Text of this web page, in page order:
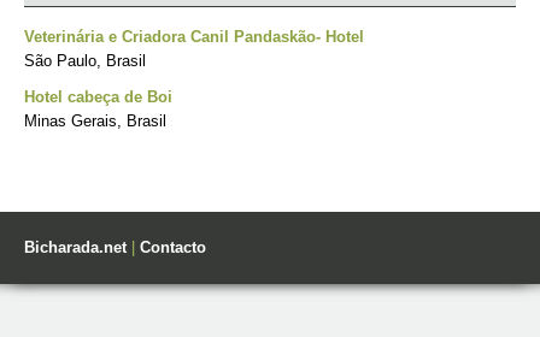
Veterinária e Criadora Canil Pandaskão- Hotel
São Paulo, Brasil
Hotel cabeça de Boi
Minas Gerais, Brasil
Bicharada.net| Contacto